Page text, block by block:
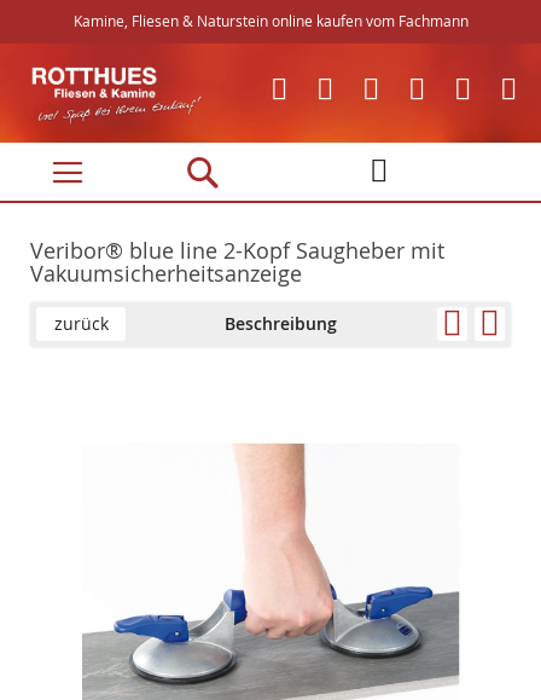
Kamine, Fliesen & Naturstein online kaufen vom Fachmann
Direkt
zum
Inhalt
Veribor® blue line 2-Kopf Saugheber mit
Vakuumsicherheitsanzeige
zurück Beschreibung